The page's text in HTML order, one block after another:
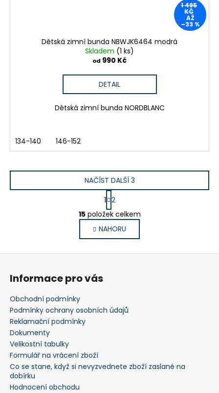
1 495
KČ
AŽ
–33 %
Dětská zimní bunda NBWJK6464 modrá
Skladem (1 ks)
od 990 Kč
DETAIL
Dětská zimní bunda NORDBLANC
134-140 146-152
O
v
l
á
d
r
v
ý
p
NAČÍST DALŠÍ 3
S
t
r
á
n
k
o
1 2
15položek celkem
NAHORU
Informace pro vás
Obchodní podmínky
Podmínky ochrany osobních údajů
Reklamační podmínky
Dokumenty
Velikostní tabulky
Formulář na vrácení zboží
Co se stane, když si nevyzvednete zboží zaslané na
dobírku
Hodnocení obchodu